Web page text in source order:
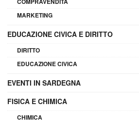
MARKETING
EDUCAZIONE CIVICA E DIRITTO
DIRITTO
EDUCAZIONE CIVICA
EVENTI IN SARDEGNA
FISICA E CHIMICA
CHIMICA